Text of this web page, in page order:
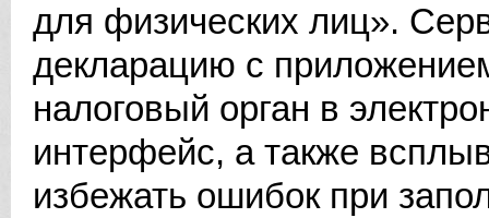
для физических лиц».
декларацию с
налоговый орган в
интерфейс, а также
избежать ошибок при